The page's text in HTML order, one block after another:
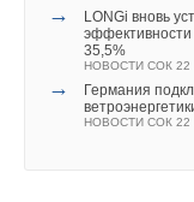
→
LONGi вновь
35,5%
НОВОСТИ СОК 22
→
Германия
НОВОСТИ СОК 22
Текст комментария